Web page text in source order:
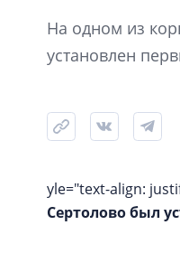
На одном из
установлен
yle="text-align:
Сертолово был